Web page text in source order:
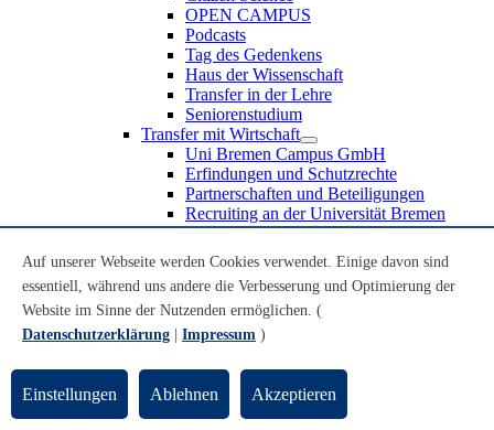
OPEN CAMPUS
Podcasts
Tag des Gedenkens
Haus der Wissenschaft
Transfer in der Lehre
Seniorenstudium
Transfer mit Wirtschaft
Uni Bremen Campus GmbH
Erfindungen und Schutzrechte
Partnerschaften und Beteiligungen
Recruiting an der Universität Bremen
Weiterbildung an der Universität Bremen
Transfer mit Schule
Schülerinnen und Schüler
MINT-Schnupperstudium
Schulklassen
Lehrkräfte
UniTransfer - Servicestelle für Transferaktivitäten
Transfermagazin der Universität Bremen
Auf unserer Webseite werden Cookies verwendet. Einige davon sind
essentiell, während uns andere die Verbesserung und Optimierung der
Website im Sinne der Nutzenden ermöglichen. (
Datenschutzerklärung
Impressum )
Einstellungen Ablehnen Akzeptieren